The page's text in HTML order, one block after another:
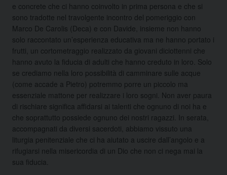
e concrete che ci hanno coinvolto in prima persona e che si
sono tradotte nel travolgente incontro del pomeriggio con
Marco De Carolis (Deca) e con Davide, insieme non hanno
solo raccontato un’esperienza educativa ma ne hanno portato i
frutti, un cortometraggio realizzato da giovani diciottenni che
hanno avuto la fiducia di adulti che hanno creduto in loro. Solo
se crediamo nella loro possibilità di camminare sulle acque
(come accade a Pietro) potremmo porre un piccolo ma
essenziale mattone per realizzare i loro sogni. Non aver paura
di rischiare significa affidarsi ai talenti che ognuno di noi ha e
che soprattutto possiede ognuno dei nostri ragazzi. In serata,
accompagnati da diversi sacerdoti, abbiamo vissuto una
liturgia penitenziale che ci ha aiutato a uscire dall’angolo e a
rifugiarsi nella misericordia di un Dio che non ci nega mai la
sua fiducia.